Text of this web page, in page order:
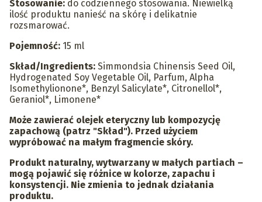
Stosowanie: do codziennego stosowania. Niewielką
ilość produktu nanieść na skórę i delikatnie
rozsmarować.
Pojemność: 15 ml
Skład/Ingredients: Simmondsia Chinensis Seed Oil,
Hydrogenated Soy Vegetable Oil, Parfum, Alpha
Isomethylionone*, Benzyl Salicylate*, Citronellol*,
Geraniol*, Limonene*
Może zawierać olejek eteryczny lub kompozycję
zapachową (patrz "Skład"). Przed użyciem
wypróbować na małym fragmencie skóry.
Produkt naturalny, wytwarzany w małych partiach –
mogą pojawić się różnice w kolorze, zapachu i
konsystencji. Nie zmienia to jednak działania
produktu.